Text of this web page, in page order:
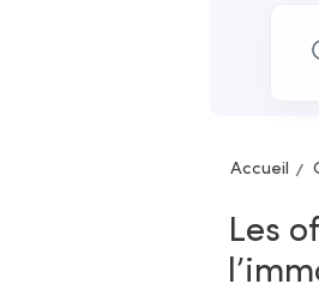
Accueil
Les